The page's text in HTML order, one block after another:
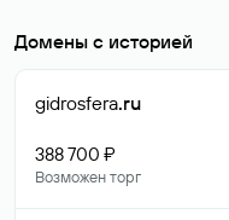
Домены с историей
gidrosfera.ru
388 700 ₽
Возможен торг